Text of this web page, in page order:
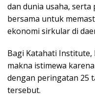
dan dunia usaha,
bersama untuk
ekonomi sirkular di
Bagi Katahati
makna istimewa
dengan peringatan 25
tersebut.